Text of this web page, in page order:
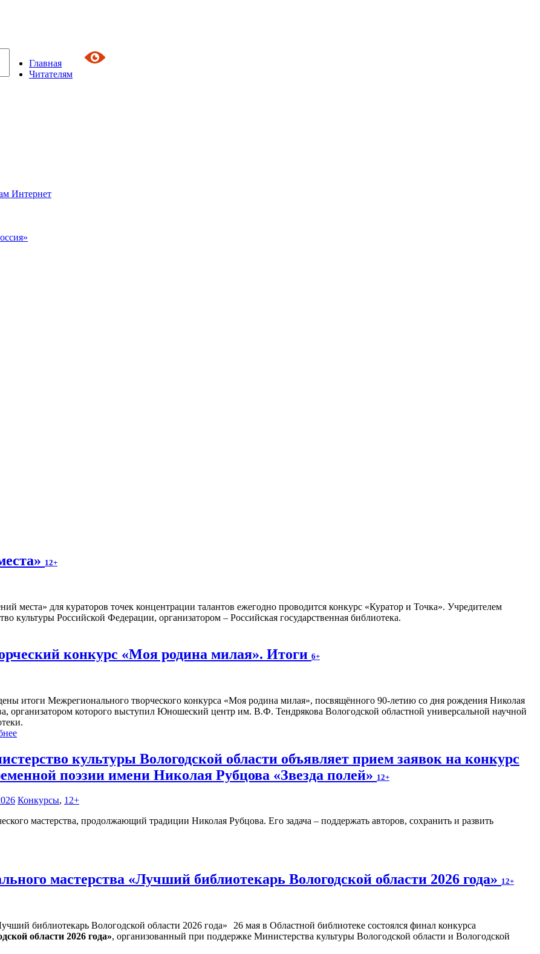
Главная
Читателям
Интернет
12+
места» для кураторов точек концентрации талантов ежегодно проводится конкурс «Куратор и Точка». Учредителем
культуры Российской Федерации, организатором – Российская государственная библиотека.
конкурс «Моя родина милая». Итоги 6+
итоги Межрегионального творческого конкурса «Моя родина милая», посвящённого 90-летию со дня рождения Николая
организатором которого выступил Юношеский центр им. В.Ф. Тендрякова Вологодской областной универсальной научной
культуры Вологодской области объявляет прием заявок на конкурс
поэзии имени Николая Рубцова «Звезда полей» 12+
Конкурсы, 12+
мастерства, продолжающий традиции Николая Рубцова. Его задача – поддержать авторов, сохранить и развить
мастерства «Лучший библиотекарь Вологодской области 2026 года» 12+
26 мая в Областной библиотеке состоялся финал конкурса
области 2026 года», организованный при поддержке Министерства культуры Вологодской области и Вологодской